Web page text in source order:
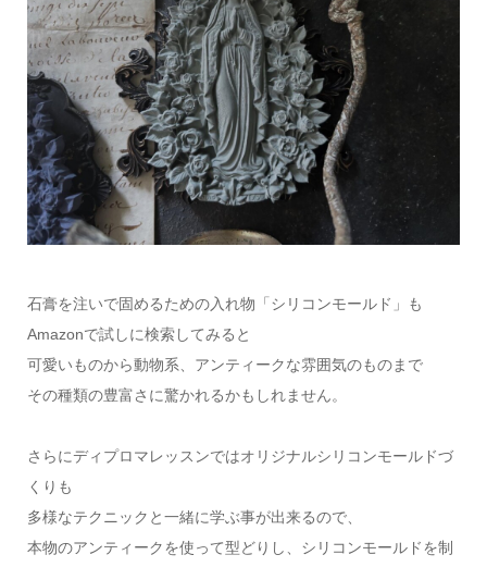
石膏を注いで固めるための入れ物「シリコンモールド」も
Amazonで試しに検索してみると
可愛いものから動物系、アンティークな雰囲気のものまで
その種類の豊富さに驚かれるかもしれません。
さらにディプロマレッスンではオリジナルシリコンモールドづ
くりも
多様なテクニックと一緒に学ぶ事が出来るので、
本物のアンティークを使って型どりし、シリコンモールドを制